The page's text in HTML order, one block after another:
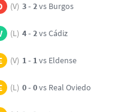
(V) 3 - 2vs Burgos
(L) 4 - 2vs Cádiz
(V) 1 - 1vs Eldense
(L) 0 - 0vs Real Oviedo